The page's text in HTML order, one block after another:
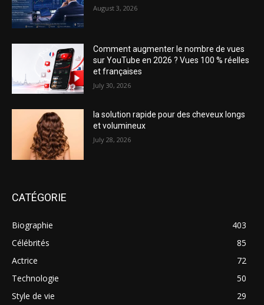
August 3, 2026
Comment augmenter le nombre de vues
sur YouTube en 2026 ? Vues 100 % réelles
et françaises
July 30, 2026
la solution rapide pour des cheveux longs
et volumineux
July 28, 2026
CATÉGORIE
Biographie
403
Célébrités
85
Actrice
72
Technologie
50
Style de vie
29